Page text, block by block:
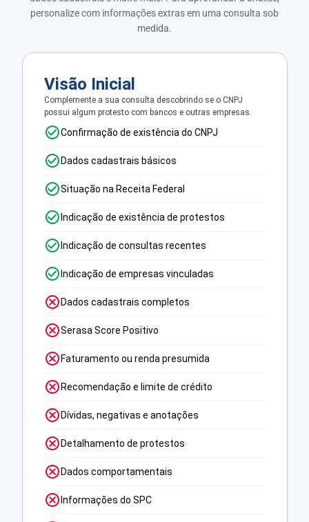
personalize com informações extras em uma consulta sob
medida.
Visão Inicial
Complemente a sua consulta descobrindo se o CNPJ
possui algum protesto com bancos e outras empresas.
Confirmação de existência do CNPJ
Dados cadastrais básicos
Situação na Receita Federal
Indicação de existência de protestos
Indicação de consultas recentes
Indicação de empresas vinculadas
Dados cadastrais completos
Serasa Score Positivo
Faturamento ou renda presumida
Recomendação e limite de crédito
Dívidas, negativas e anotações
Detalhamento de protestos
Dados comportamentais
Informações do SPC